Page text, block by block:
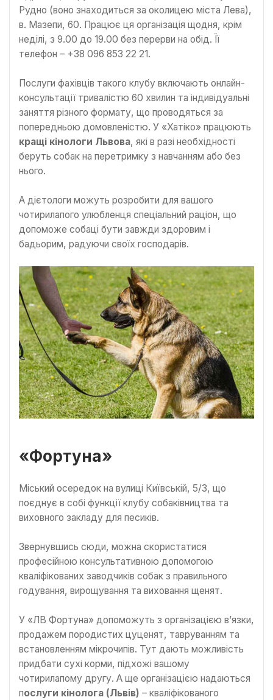
Рудно (воно знаходиться за околицею міста Лева),
в. Мазепи, 60. Працює ця організація щодня, крім
неділі, з 9.00 до 19.00 без перерви на обід. Її
телефон – +38 096 853 22 21.
Послуги фахівців такого клубу включають онлайн-
консультації тривалістю 60 хвилин та індивідуальні
заняття різного формату, що проводяться за
попередньою домовленістю. У «Хатіко» працюють
кращі кінологи Львова, які в разі необхідності
беруть собак на перетримку з навчанням або без
нього.
А дієтологи можуть розробити для вашого
чотирилапого улюбленця спеціальний раціон, що
допоможе собаці бути завжди здоровим і
бадьорим, радуючи своїх господарів.
«Фортуна»
Міський осередок на вулиці Київській, 5/3, що
поєднує в собі функції клубу собаківництва та
виховного закладу для песиків.
Звернувшись сюди, можна скористатися
професійною консультативною допомогою
кваліфікованих заводчиків собак з правильного
годування, вирощування та виховання щенят.
У «ЛВ Фортуна» допоможуть з організацією в’язки,
продажем породистих цуценят, тавруванням та
встановленням мікрочипів. Тут дають можливість
придбати сухі корми, підхожі вашому
чотирилапому другу. А ще організацією надаються
послуги кінолога (Львів) – кваліфікованого